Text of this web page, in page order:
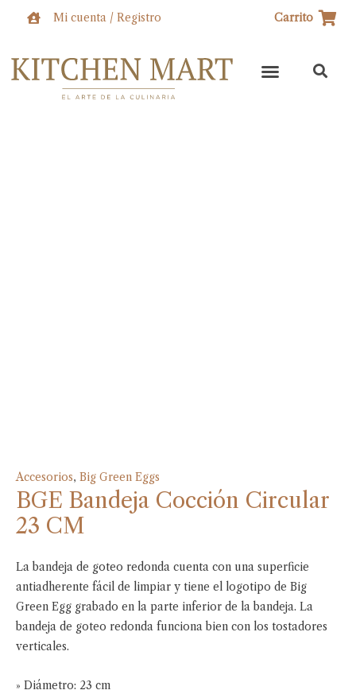
Mi cuenta / Registro Carrito
Accesorios, Big Green Eggs
BGE Bandeja Cocción Circular
23 CM
La bandeja de goteo redonda cuenta con una superficie
antiadherente fácil de limpiar y tiene el logotipo de Big
Green Egg grabado en la parte inferior de la bandeja. La
bandeja de goteo redonda funciona bien con los tostadores
verticales.
» Diámetro: 23 cm